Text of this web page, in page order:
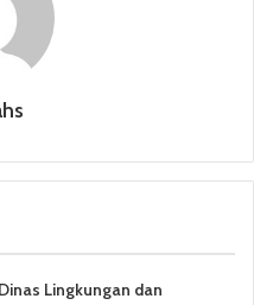
Dinas Lingkungan dan